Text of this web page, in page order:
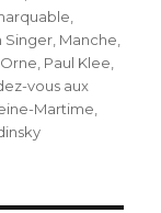
Singer Manche
Orne Paul Klee
vous aux
Martime